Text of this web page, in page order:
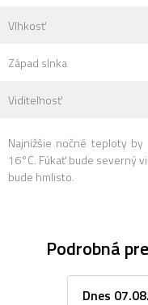
Vlhkosť
Západ slnka
Viditeľnosť
Najnižšie nočné teploty
16°C. Fúkať bude severný
bude hmlisto.
Podrobná